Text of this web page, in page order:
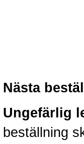
Nästa
Ungefärlig
beställning